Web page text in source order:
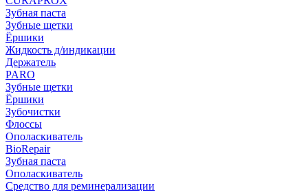
Зубная паста
Зубные щетки
Ёршики
Жидкость д/индикации
Держатель
PARO
Зубные щетки
Ёршики
Зубочистки
Флоссы
Ополаскиватель
BioRepair
Зубная паста
Ополаскиватель
Средство для реминерализации